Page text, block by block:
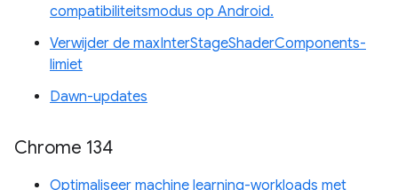
compatibiliteitsmodus op Android.
Verwijder de maxInterStageShaderComponents-
limiet
Dawn-updates
Chrome 134
Optimaliseer machine learning-workloads met